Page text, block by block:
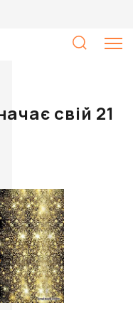
свій 21